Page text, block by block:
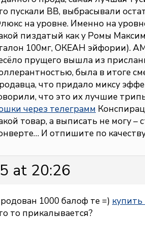
пускали ВВ, выбрасывали
на уровне. Именно на
пиздатый как у Ромы
100мг, ОКЕАН эйфории).
прущего вышла из
была в итоге
что придало миксу
что это их лучшие
через телеграмм
товар, а выписать не могу
И отпишите по
at 20:26
1000 балоф те =)
то прикалывается?